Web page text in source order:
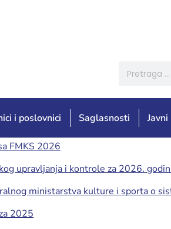
i poslovnici Saglasnosti
FMKS 2026
upravljanja i kontrole za 2026.
ministarstva kulture i sporta o
2025